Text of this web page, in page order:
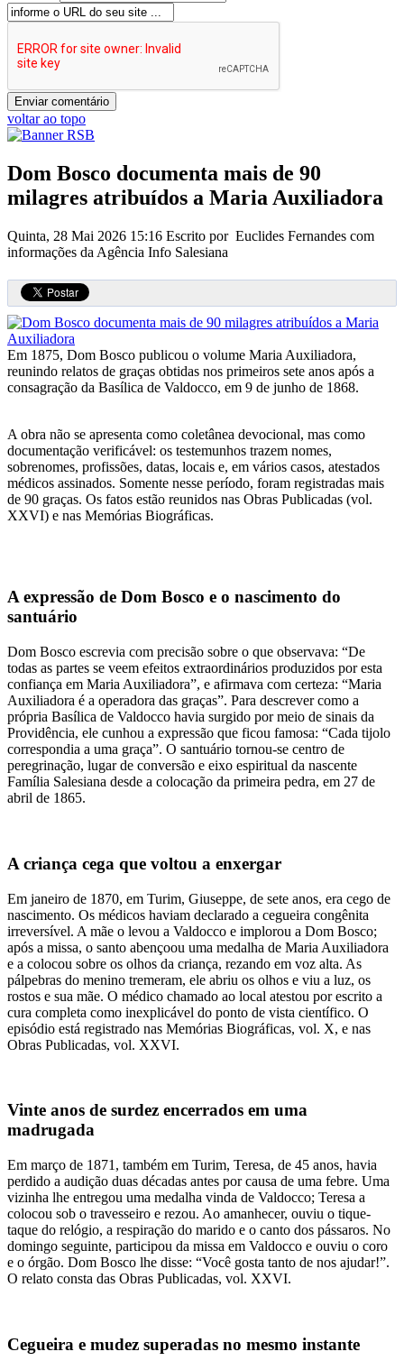
voltar ao topo
Dom Bosco documenta mais de 90
milagres atribuídos a Maria Auxiliadora
Quinta, 28 Mai 2026 15:16 Escrito por Euclides Fernandes com
informações da Agência Info Salesiana
Em 1875, Dom Bosco publicou o volume Maria Auxiliadora,
reunindo relatos de graças obtidas nos primeiros sete anos após a
consagração da Basílica de Valdocco, em 9 de junho de 1868.
A obra não se apresenta como coletânea devocional, mas como
documentação verificável: os testemunhos trazem nomes,
sobrenomes, profissões, datas, locais e, em vários casos, atestados
médicos assinados. Somente nesse período, foram registradas mais
de 90 graças. Os fatos estão reunidos nas Obras Publicadas (vol.
XXVI) e nas Memórias Biográficas.
A expressão de Dom Bosco e o nascimento do
santuário
Dom Bosco escrevia com precisão sobre o que observava: “De
todas as partes se veem efeitos extraordinários produzidos por esta
confiança em Maria Auxiliadora”, e afirmava com certeza: “Maria
Auxiliadora é a operadora das graças”. Para descrever como a
própria Basílica de Valdocco havia surgido por meio de sinais da
Providência, ele cunhou a expressão que ficou famosa: “Cada tijolo
correspondia a uma graça”. O santuário tornou-se centro de
peregrinação, lugar de conversão e eixo espiritual da nascente
Família Salesiana desde a colocação da primeira pedra, em 27 de
abril de 1865.
A criança cega que voltou a enxergar
Em janeiro de 1870, em Turim, Giuseppe, de sete anos, era cego de
nascimento. Os médicos haviam declarado a cegueira congênita
irreversível. A mãe o levou a Valdocco e implorou a Dom Bosco;
após a missa, o santo abençoou uma medalha de Maria Auxiliadora
e a colocou sobre os olhos da criança, rezando em voz alta. As
pálpebras do menino tremeram, ele abriu os olhos e viu a luz, os
rostos e sua mãe. O médico chamado ao local atestou por escrito a
cura completa como inexplicável do ponto de vista científico. O
episódio está registrado nas Memórias Biográficas, vol. X, e nas
Obras Publicadas, vol. XXVI.
Vinte anos de surdez encerrados em uma
madrugada
Em março de 1871, também em Turim, Teresa, de 45 anos, havia
perdido a audição duas décadas antes por causa de uma febre. Uma
vizinha lhe entregou uma medalha vinda de Valdocco; Teresa a
colocou sob o travesseiro e rezou. Ao amanhecer, ouviu o tique-
taque do relógio, a respiração do marido e o canto dos pássaros. No
domingo seguinte, participou da missa em Valdocco e ouviu o coro
e o órgão. Dom Bosco lhe disse: “Você gosta tanto de nos ajudar!”.
O relato consta das Obras Publicadas, vol. XXVI.
Cegueira e mudez superadas no mesmo instante